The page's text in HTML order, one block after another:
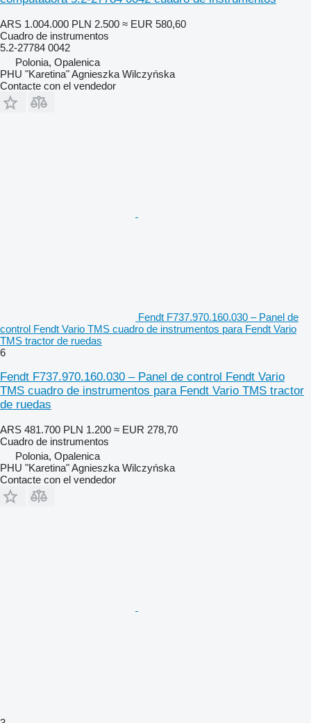
ARS 1.004.000 PLN 2.500 ≈ EUR 580,60
Cuadro de instrumentos
5.2-27784 0042
Polonia, Opalenica
PHU "Karetina" Agnieszka Wilczyńska
Contacte con el vendedor
Fendt F737.970.160.030 – Panel de
control Fendt Vario TMS cuadro de instrumentos para Fendt Vario
TMS tractor de ruedas
6
Fendt F737.970.160.030 – Panel de control Fendt Vario
TMS cuadro de instrumentos para Fendt Vario TMS tractor
de ruedas
ARS 481.700 PLN 1.200 ≈ EUR 278,70
Cuadro de instrumentos
Polonia, Opalenica
PHU "Karetina" Agnieszka Wilczyńska
Contacte con el vendedor